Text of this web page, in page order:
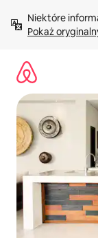
treści Pokaż